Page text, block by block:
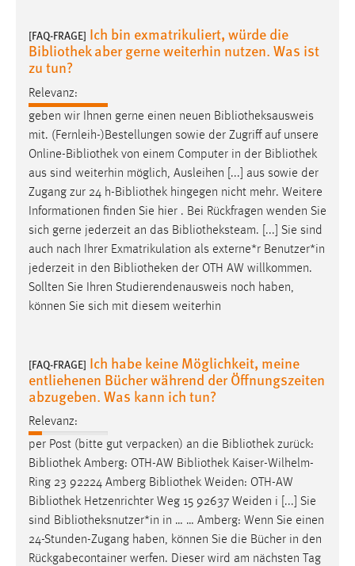
[FAQ-FRAGE] Ich bin exmatrikuliert, würde die
Bibliothek aber gerne weiterhin nutzen. Was ist
zu tun?
Relevanz:
geben wir Ihnen gerne einen neuen Bibliotheksausweis
mit. (Fernleih-)Bestellungen sowie der Zugriff auf unsere
Online-Bibliothek von einem Computer in der Bibliothek
aus sind weiterhin möglich, Ausleihen [...] aus sowie der
Zugang zur 24 h-Bibliothek hingegen nicht mehr. Weitere
Informationen finden Sie hier . Bei Rückfragen wenden Sie
sich gerne jederzeit an das Bibliotheksteam. [...] Sie sind
auch nach Ihrer Exmatrikulation als externe*r Benutzer*in
jederzeit in den Bibliotheken der OTH AW willkommen.
Sollten Sie Ihren Studierendenausweis noch haben,
können Sie sich mit diesem weiterhin
[FAQ-FRAGE] Ich habe keine Möglichkeit, meine
entliehenen Bücher während der Öffnungszeiten
abzugeben. Was kann ich tun?
Relevanz:
per Post (bitte gut verpacken) an die Bibliothek zurück:
Bibliothek Amberg: OTH-AW Bibliothek Kaiser-Wilhelm-
Ring 23 92224 Amberg Bibliothek Weiden: OTH-AW
Bibliothek Hetzenrichter Weg 15 92637 Weiden i [...] Sie
sind Bibliotheksnutzer*in in … … Amberg: Wenn Sie einen
24-Stunden-Zugang haben, können Sie die Bücher in den
Rückgabecontainer werfen. Dieser wird am nächsten Tag